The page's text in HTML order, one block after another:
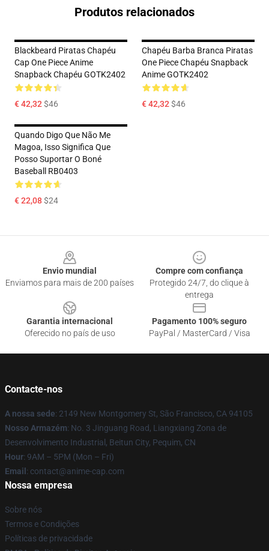
Produtos relacionados
Blackbeard Piratas Chapéu
Cap One Piece Anime
Snapback Chapéu GOTK2402
€ 42,32$46
Chapéu Barba Branca Piratas
One Piece Chapéu Snapback
Anime GOTK2402
€ 42,32$46
Quando Digo Que Não Me
Magoa, Isso Significa Que
Posso Suportar O Boné
Baseball RB0403
€ 22,08$24
Envio mundial
Enviamos para mais de 200 países
Compre com confiança
Protegido 24/7, do clique à
entrega
Garantia internacional
Oferecido no país de uso
Pagamento 100% seguro
PayPal / MasterCard / Visa
Contacte-nos
A nossa sede: 2149 New Montgomery St, São Francisco, CA 94105
Nosso Armazém: No. 3 Jinguang Road, Liangxiang Zona de
Desenvolvimento Industrial, Beitun City, Pequim, CN
Hour: 9AM – 5PM (Mon – Fri)
Email : contact@anime-cap.com
Nossa empresa
Sobre nós
Termos e Condições
Políticas de privacidade